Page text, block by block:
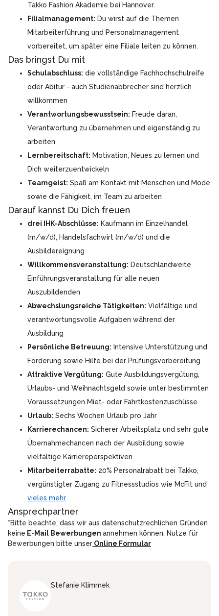
Takko Fashion Akademie bei Hannover.
Filialmanagement: Du wirst auf die Themen
Mitarbeiterführung und Personalmanagement
vorbereitet, um später eine Filiale leiten zu können.
Das bringst Du mit
Schulabschluss: die vollständige Fachhochschulreife
oder Abitur - auch Studienabbrecher sind herzlich
willkommen
Verantwortungsbewusstsein: Freude daran,
Verantwortung zu übernehmen und eigenständig zu
arbeiten
Lernbereitschaft: Motivation, Neues zu lernen und
Dich weiterzuentwickeln
Teamgeist: Spaß am Kontakt mit Menschen und Mode
sowie die Fähigkeit, im Team zu arbeiten
Darauf kannst Du Dich freuen
drei IHK-Abschlüsse: Kaufmann im Einzelhandel
(m/w/d), Handelsfachwirt (m/w/d) und die
Ausbildereignung
Willkommensveranstaltung: Deutschlandweite
Einführungsveranstaltung für alle neuen
Auszubildenden
Abwechslungsreiche Tätigkeiten: Vielfältige und
verantwortungsvolle Aufgaben während der
Ausbildung
Persönliche Betreuung: Intensive Unterstützung und
Förderung sowie Hilfe bei der Prüfungsvorbereitung
Attraktive Vergütung: Gute Ausbildungsvergütung,
Urlaubs- und Weihnachtsgeld sowie unter bestimmten
Voraussetzungen Miet- oder Fahrtkostenzuschüsse
Urlaub: Sechs Wochen Urlaub pro Jahr
Karrierechancen: Sicherer Arbeitsplatz und sehr gute
Übernahmechancen nach der Ausbildung sowie
vielfältige Karriereperspektiven
Mitarbeiterrabatte: 20% Personalrabatt bei Takko,
vergünstigter Zugang zu Fitnessstudios wie McFit und
vieles mehr
Ansprechpartner
*Bitte beachte, dass wir aus datenschutzrechlichen Gründen
keine E-Mail Bewerbungen annehmen können. Nutze für
Bewerbungen bitte unser Online Formular
Stefanie Klimmek